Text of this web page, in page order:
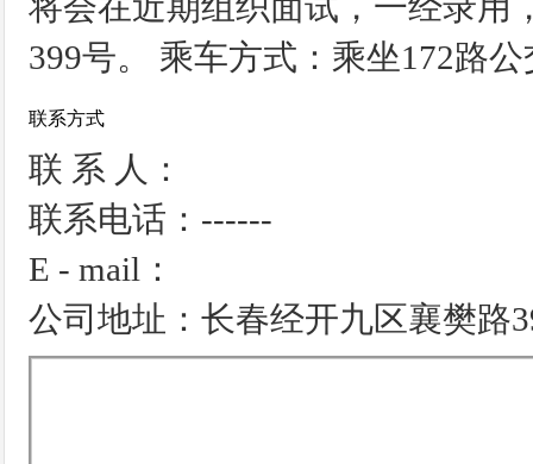
399号。 乘车方式：乘坐172路
联系方式
联 系 人：
联系电话：------
E - mail：
公司地址：长春经开九区襄樊路